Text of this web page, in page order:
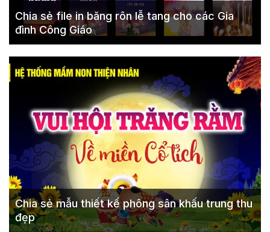
Chia sẻ file in băng rôn lễ tang cho các Gia
đình Công Giáo
Chia sẻ mẫu thiết kế phông sân khấu trung thu
đẹp